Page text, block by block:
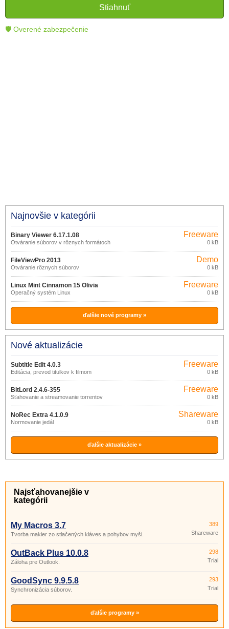
čitateľom lepšie porozumieť a využiť moderné
technológie.
Stiahnuť
🛡 Overené zabezpečenie
Najnovšie v kategórii
Binary Viewer 6.17.1.08
Otváranie súborov v rôznych formátoch
Freeware
0 kB
FileViewPro 2013
Otváranie rôznych súborov
Demo
0 kB
Linux Mint Cinnamon 15 Olivia
Operačný systém Linux
Freeware
0 kB
ďalšie nové programy »
Nové aktualizácie
Subtitle Edit 4.0.3
Editácia, prevod titulkov k filmom
Freeware
0 kB
BitLord 2.4.6-355
Sťahovanie a streamovanie torrentov
Freeware
0 kB
NoRec Extra 4.1.0.9
Normovanie jedál
Shareware
0 kB
ďalšie aktualizácie »
Najsťahovanejšie v
kategórii
My Macros 3.7
Tvorba makier zo stlačených kláves a pohybov myši.
389
Shareware
OutBack Plus 10.0.8
Záloha pre Outlook.
298
Trial
GoodSync 9.9.5.8
Synchronizácia súborov.
293
Trial
ďalšie programy »